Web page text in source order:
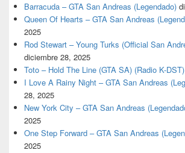
Barracuda – GTA San Andreas (Legendado)
Queen Of Hearts – GTA San Andreas
2025
Rod Stewart – Young Turks (Official San
diciembre 28, 2025
Toto – Hold The Line (GTA SA) (Radio K-DST)
I Love A Rainy Night – GTA San Andreas
28, 2025
New York City – GTA San Andreas
2025
One Step Forward – GTA San Andreas
2025